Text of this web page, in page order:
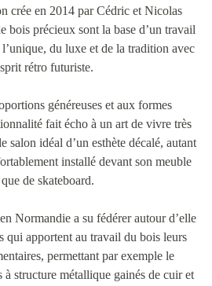
crée en 2014 par Cédric et Nicolas
bois précieux sont la base d’un travail
du luxe et de la tradition avec
rétro futuriste.
généreuses et aux formes
fait écho à un art de vivre très
salon idéal d’un esthète décalé, autant
installé devant son meuble
de skateboard.
Normandie a su fédérer autour d’elle
qui apportent au travail du bois leurs
permettant par exemple le
à structure métallique gainés de cuir et